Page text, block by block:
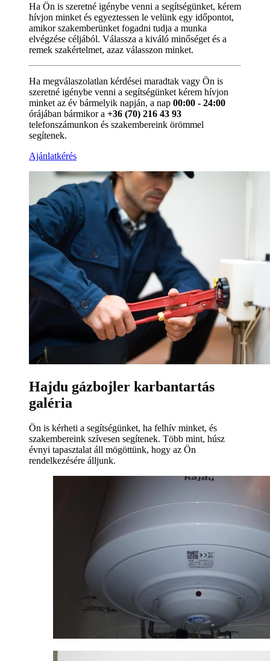
Ha Ön is szeretné igénybe venni a segítségünket, kérem
hívjon minket és egyeztessen le velünk egy időpontot,
amikor szakemberünket fogadni tudja a munka
elvégzése céljából. Válassza a kiváló minőséget és a
remek szakértelmet, azaz válasszon minket.
Ha megválaszolatlan kérdései maradtak vagy Ön is
szeretné igénybe venni a segítségünket kérem hívjon
minket az év bármelyik napján, a nap 00:00 - 24:00
órájában bármikor a +36 (70) 216 43 93
telefonszámunkon és szakembereink örömmel
segítenek.
Ajánlatkérés
Hajdu gázbojler karbantartás
galéria
Ön is kérheti a segítségünket, ha felhív minket, és
szakembereink szívesen segítenek. Több mint, húsz
évnyi tapasztalat áll mögöttünk, hogy az Ön
rendelkezésére álljunk.